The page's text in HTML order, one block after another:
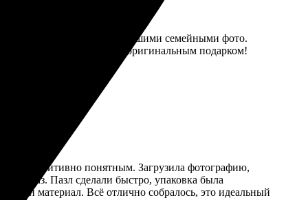
Заказала пазлы с нашими семейными фото.
хочет удивить близких оригинальным подарком!
и интуитивно понятным. Загрузила фотографию,
заказ. Пазл сделали быстро, упаковка была
материал. Всё отлично собралось, это идеальный